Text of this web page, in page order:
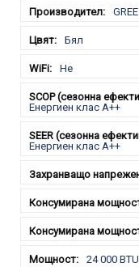
GREE
Бял
Не
Енергиен клас А++
Енергиен клас A++
24 000 BTU